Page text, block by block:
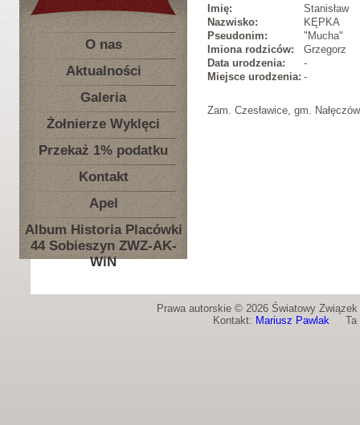
O nas
Aktualności
Galeria
Żołnierze Wyklęci
Przekaż 1% podatku
Kontakt
Apel
Album Historia Placówki
44 Sobieszyn ZWZ-AK-
WiN
Imię:
Stanisław
Nazwisko:
KĘPKA
Pseudonim:
"Mucha"
Imiona rodziców:
Grzegorz
Data urodzenia:
-
Miejsce urodzenia: -
Zam. Czesławice, gm.
Prawa autorskie © 2026 Światowy
Kontakt: Mariusz PawlakTa